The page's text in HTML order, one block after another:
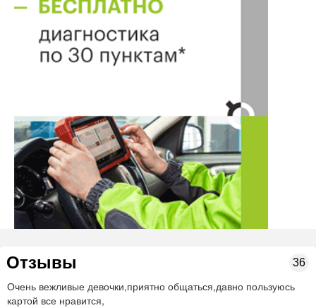
Отзывы 36
Очень вежливые девочки,приятно общаться,давно пользуюсь
картой все нравится,